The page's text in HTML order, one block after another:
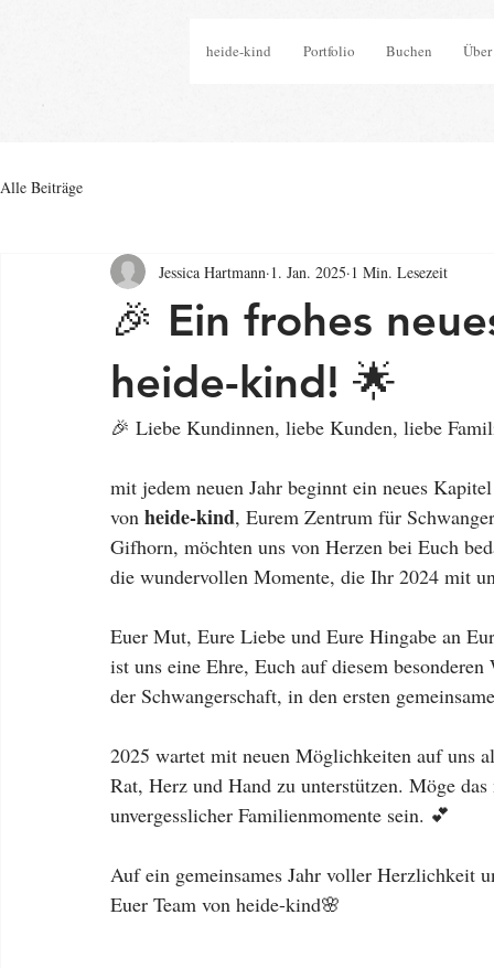
heide-kind Portfolio Buchen
Alle Beiträge
🎉 Ein frohes
heide-kind! 🌟
Jessica Hartmann 1. Jan. 2025 1 Min. Lesezeit
🎉 Liebe Kundinnen, liebe Kunden, liebe
mit jedem neuen Jahr beginnt ein neues
von heide-kind, Eurem Zentrum für
Gifhorn, möchten uns von Herzen bei Euch
die wundervollen Momente, die Ihr 2024 mit
Euer Mut, Eure Liebe und Eure Hingabe an
ist uns eine Ehre, Euch auf diesem
der Schwangerschaft, in den ersten
2025 wartet mit neuen Möglichkeiten auf uns
Rat, Herz und Hand zu unterstützen. Möge
unvergesslicher Familienmomente sein. 💕
Auf ein gemeinsames Jahr voller Herzlichkeit
Euer Team von heide-kind🌸